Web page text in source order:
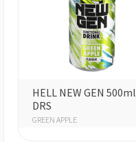
HELL NEW GEN 500ml
DRS
GREEN APPLE